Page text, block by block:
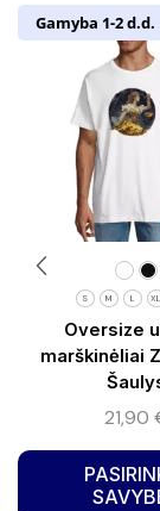
Gamyba 1-2 d.d.
S M L XL
Oversize
marškinėliai
21,90